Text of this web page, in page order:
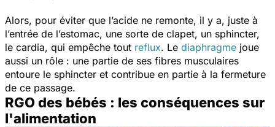
Alors, pour éviter que l’acide ne remonte, il y a, juste à
l’entrée de l’estomac, une sorte de clapet, un sphincter,
le cardia, qui empêche tout reflux. Le diaphragme joue
aussi un rôle : une partie de ses fibres musculaires
entoure le sphincter et contribue en partie à la fermeture
de ce passage.
RGO des bébés : les conséquences sur
l'alimentation